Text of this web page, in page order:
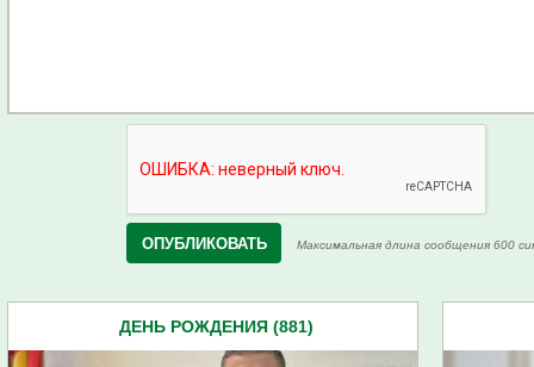
Максимальная длина сообщения 600
ДЕНЬ РОЖДЕНИЯ (881)